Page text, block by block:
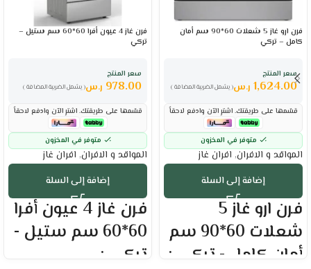
فرن ارو غاز 5 شعلات 60*90 سم أمان
كامل – تركي
سعر المنتج
( يشمل الضريبة المضافة ) 1,624.00 ر.س
قسّمها على طريقتك. اشترِ الآن وادفع لاحقاً
متوفر في المخزون
المواقد و الافران, افران غاز
إضافة إلى السلة
فرن ارو غاز 5
شعلات 60*90 سم
أمان كامل - تركي :
فرن غاز 4 عيون أفرا 60*60 سم ستيل –
تركي
سعر المنتج
( يشمل الضريبة المضافة ) 978.00 ر.س
قسّمها على طريقتك. اشترِ الآن وادفع لاحقاً
متوفر في المخزون
المواقد و الافران, افران غاز
إضافة إلى السلة
فرن غاز 4 عيون أفرا
60*60 سم ستيل -
تركي :